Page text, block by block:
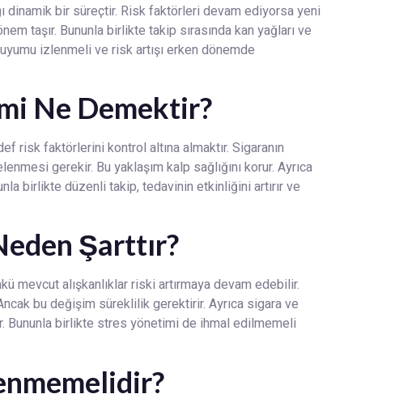
dinamik bir süreçtir. Risk faktörleri devam ediyorsa yeni
taşır. Bununla birlikte takip sırasında kan yağları ve
izlenmeli ve risk artışı erken dönemde
Ne Demektir?
risk faktörlerini kontrol altına almaktır. Sigaranın
gerekir. Bu yaklaşım kalp sağlığını korur. Ayrıca
birlikte düzenli takip, tedavinin etkinliğini artırır ve
Şarttır?
mevcut alışkanlıklar riski artırmaya devam edebilir.
bu değişim süreklilik gerektirir. Ayrıca sigara ve
Bununla birlikte stres yönetimi de ihmal edilmemeli